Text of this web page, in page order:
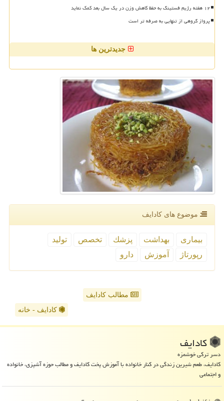
۱۲ هفته رژیم فستینگ به حفظ کاهش وزن در یک سال بعد کمک نماید
پرواز گروهی از تنهایی به صرفه تر است
جدیدترین ها
موضوع های كادایف
بیماری بهداشت پزشك تخصص
تولید
رپورتاژ
آموزش دارو
مطالب کادایف
کادایف - خانه
كادایف
دسر ترکی خوشمزه
کادایف، طعم شیرین زندگی در کنار خانواده با آموزش پخت کادایف و مطالب حوزه آشپزی، خانواده
و اجتماعی